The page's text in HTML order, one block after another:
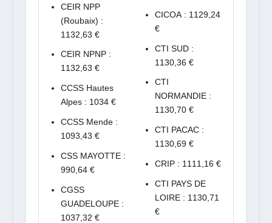
CEIR NPP
(Roubaix) :
1132,63 €
CEIR NPNP :
1132,63 €
CCSS Hautes
Alpes : 1034 €
CCSS Mende :
1093,43 €
CSS MAYOTTE :
990,64 €
CGSS
GUADELOUPE :
1037,32 €
CICOA : 1129,24
€
CTI SUD :
1130,36 €
CTI
NORMANDIE :
1130,70 €
CTI PACAC :
1130,69 €
CRIP : 1111,16 €
CTI PAYS DE
LOIRE : 1130,71
€